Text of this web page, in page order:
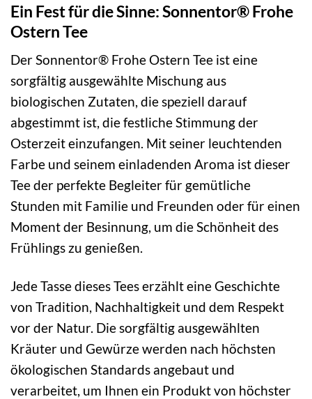
Ein Fest für die Sinne: Sonnentor® Frohe
Ostern Tee
Der Sonnentor® Frohe Ostern Tee ist eine
sorgfältig ausgewählte Mischung aus
biologischen Zutaten, die speziell darauf
abgestimmt ist, die festliche Stimmung der
Osterzeit einzufangen. Mit seiner leuchtenden
Farbe und seinem einladenden Aroma ist dieser
Tee der perfekte Begleiter für gemütliche
Stunden mit Familie und Freunden oder für einen
Moment der Besinnung, um die Schönheit des
Frühlings zu genießen.
Jede Tasse dieses Tees erzählt eine Geschichte
von Tradition, Nachhaltigkeit und dem Respekt
vor der Natur. Die sorgfältig ausgewählten
Kräuter und Gewürze werden nach höchsten
ökologischen Standards angebaut und
verarbeitet, um Ihnen ein Produkt von höchster